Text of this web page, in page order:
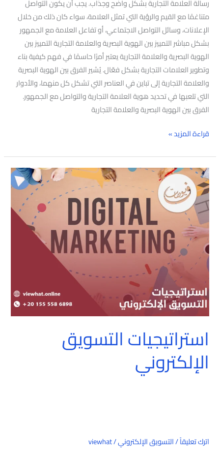
رسالة العلامة التجارية بشكل واضح وجذاب. يجب أن يكون التواصل
متناغمًا مع القيم والرؤية التي تمثل العلامة، سواء كان ذلك من خلال
الإعلانات، وسائل التواصل الاجتماعي، أو تفاعل العلامة مع الجمهور
بشكل مباشر التمييز بين الهوية البصرية والعلامة التجارية التمييز بين
الهوية البصرية والعلامة التجارية يعتبر أمرًا حاسمًا في فهم كيفية بناء
وتطوير العلامات التجارية بشكل فعّال. يُشير الفرق بين الهوية البصرية
والعلامة التجارية إلى تباين في العناصر التي تشكل كل منهما، والأدوار
التي تلعبها في تحديد هوية العلامة التجارية والتواصل مع الجمهور.
الفرق بين الهوية البصرية والعلامة التجارية
قراءة المزيد »
استراتيجيات التسويق
الإلكتروني
اترك تعليقاً/التسويق الإلكتروني/
viewhat
استراتيجيات
التسويق
الإلكتروني